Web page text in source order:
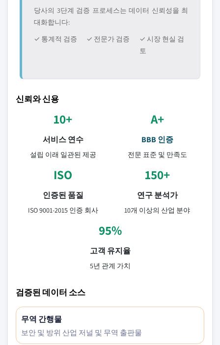
당사의 3단계 검증 프로세스는 데이터 신뢰성을 최
대화합니다:
✓ 통계적 검증
✓ 전문가 검증
✓ 시장 현실 검
토
신뢰와 신용
10+
서비스 연수
설립 이래 일관된 제공
A+
BBB 인증
전문 표준 및 만족도
ISO
인증된 품질
ISO 9001-2015 인증 회사
150+
연구 분석가
10개 이상의 산업 분야
95%
고객 유지율
5년 관계 가치
검증된 데이터 소스
무역 간행물
보안 및 방위 산업 저널 및 무역 출판물